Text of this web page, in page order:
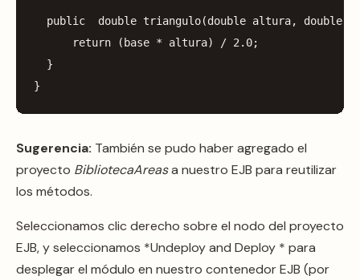
public double triangulo(double altura, double
return
( base * altura) / 2.0;
}
}
Sugerencia: También se pudo haber agregado el
proyecto BibliotecaAreasa nuestro EJB para reutilizar
los métodos.
Seleccionamos clic derecho sobre el nodo del proyecto
EJB, y seleccionamos *Undeploy and Deploy * para
desplegar el módulo en nuestro contenedor EJB (por